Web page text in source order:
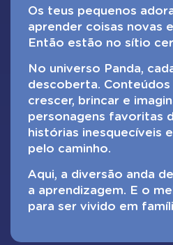
Os teus pequenos
aprender coisas novas
Então estão no sítio
No universo Panda,
descoberta. Conteúdos
crescer, brincar e
personagens favoritas
histórias inesquecíveis
pelo caminho.
Aqui, a diversão anda
a aprendizagem. E o
para ser vivido em